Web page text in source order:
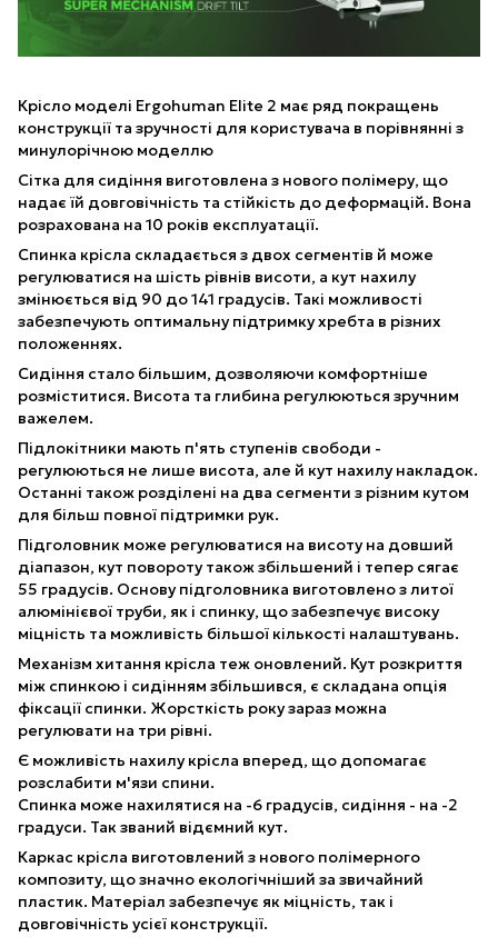
Крісло моделі Ergohuman Elite 2 має ряд покращень
конструкції та зручності для користувача в порівнянні з
минулорічною моделлю
Сітка для сидіння виготовлена з нового полімеру, що
надає їй довговічність та стійкість до деформацій. Вона
розрахована на 10 років експлуатації.
Спинка крісла складається з двох сегментів й може
регулюватися на шість рівнів висоти, а кут нахилу
змінюється від 90 до 141 градусів. Такі можливості
забезпечують оптимальну підтримку хребта в різних
положеннях.
Сидіння стало більшим, дозволяючи комфортніше
розміститися. Висота та глибина регулюються зручним
важелем.
Підлокітники мають п'ять ступенів свободи -
регулюються не лише висота, але й кут нахилу накладок.
Останні також розділені на два сегменти з різним кутом
для більш повної підтримки рук.
Підголовник може регулюватися на висоту на довший
діапазон, кут повороту також збільшений і тепер сягає
55 градусів. Основу підголовника виготовлено з литої
алюмінієвої труби, як і спинку, що забезпечує високу
міцність та можливість більшої кількості налаштувань.
Механізм хитання крісла теж оновлений. Кут розкриття
між спинкою і сидінням збільшився, є складана опція
фіксації спинки. Жорсткість року зараз можна
регулювати на три рівні.
Є можливість нахилу крісла вперед, що допомагає
розслабити м'язи спини.
Спинка може нахилятися на -6 градусів, сидіння - на -2
градуси. Так званий відємний кут.
Каркас крісла виготовлений з нового полімерного
композиту, що значно екологічніший за звичайний
пластик. Матеріал забезпечує як міцність, так і
довговічність усієї конструкції.